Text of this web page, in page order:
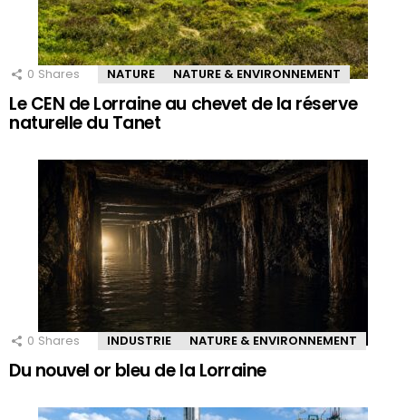
0 Shares NATURE NATURE & ENVIRONNEMENT
Le CEN de Lorraine au chevet de la réserve
naturelle du Tanet
0 Shares INDUSTRIE NATURE & ENVIRONNEMENT
Du nouvel or bleu de la Lorraine